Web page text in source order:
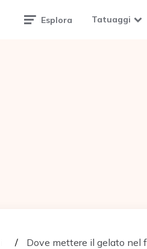
Esplora Tatuaggi
Dove mettere il gelato nel